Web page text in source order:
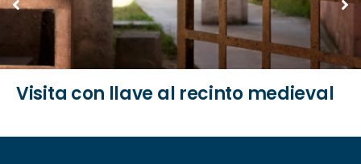
Visita con llave al recinto medieval